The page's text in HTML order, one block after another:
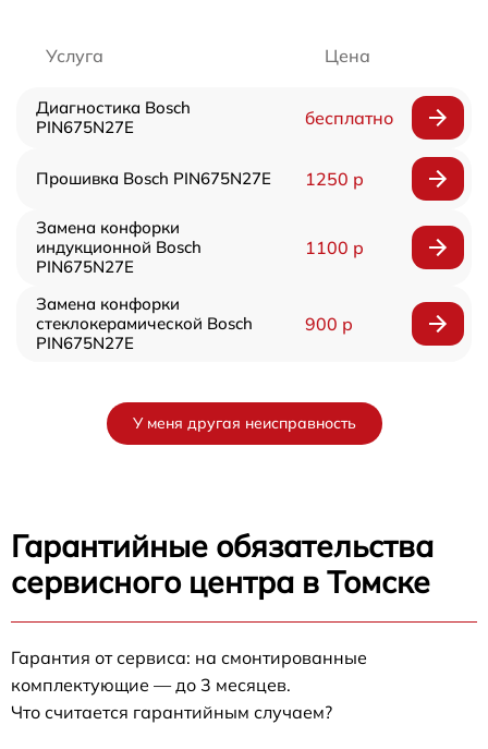
Услуга Цена
Диагностика Bosch
PIN675N27E
бесплатно
Прошивка Bosch PIN675N27E 1250 р
Замена конфорки
индукционной Bosch
PIN675N27E
1100 р
Замена конфорки
стеклокерамической Bosch
PIN675N27E
900 р
У меня другая неисправность
Гарантийные обязательства
сервисного центра в Томске
Гарантия от сервиса: на смонтированные
комплектующие — до 3 месяцев.
Что считается гарантийным случаем?